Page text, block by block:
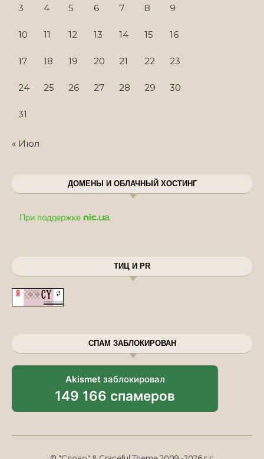
3 4 5 6 7 8 9
10 11 12 13 14 15 16
17 18 19 20 21 22 23
24 25 26 27 28 29 30
31
« Июл
ДОМЕНЫ И ОБЛАЧНЫЙ ХОСТИНГ
ТИЦ И PR
СПАМ ЗАБЛОКИРОВАН
Akismet заблокировал
149 166 спамеров